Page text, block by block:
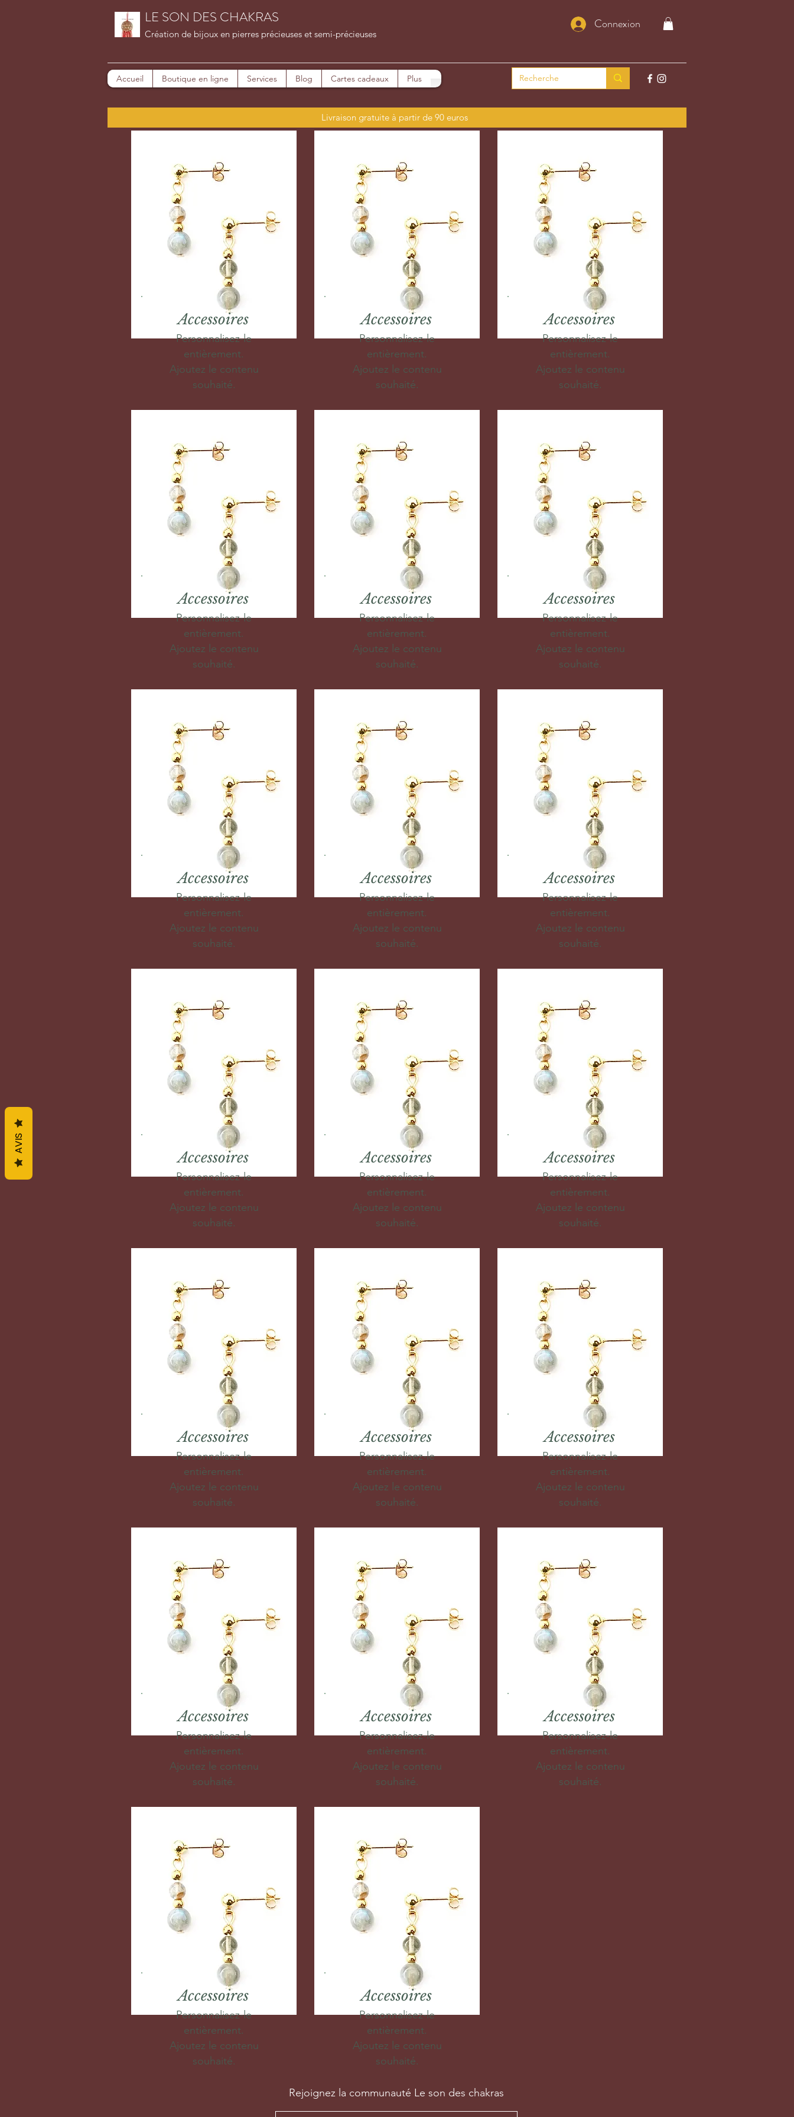
LE SON DES CHAKRAS
Création de bijoux en pierres précieuses et semi-précieuses
Connexion
Accueil Boutique en ligne Services Blog Cartes cadeaux Plus
Livraison gratuite à partir de 90 euros
Accessoires
Personnalisez-le
entièrement.
Ajoutez le contenu
souhaité.
Accessoires
Personnalisez-le
entièrement.
Ajoutez le contenu
souhaité.
Accessoires
Personnalisez-le
entièrement.
Ajoutez le contenu
souhaité.
Accessoires
Personnalisez-le
entièrement.
Ajoutez le contenu
souhaité.
Accessoires
Personnalisez-le
entièrement.
Ajoutez le contenu
souhaité.
Accessoires
Personnalisez-le
entièrement.
Ajoutez le contenu
souhaité.
Accessoires
Personnalisez-le
entièrement.
Ajoutez le contenu
souhaité.
Accessoires
Personnalisez-le
entièrement.
Ajoutez le contenu
souhaité.
Accessoires
Personnalisez-le
entièrement.
Ajoutez le contenu
souhaité.
Accessoires
Personnalisez-le
entièrement.
Ajoutez le contenu
souhaité.
Accessoires
Personnalisez-le
entièrement.
Ajoutez le contenu
souhaité.
Accessoires
Personnalisez-le
entièrement.
Ajoutez le contenu
souhaité.
Accessoires
Personnalisez-le
entièrement.
Ajoutez le contenu
souhaité.
Accessoires
Personnalisez-le
entièrement.
Ajoutez le contenu
souhaité.
Accessoires
Personnalisez-le
entièrement.
Ajoutez le contenu
souhaité.
Accessoires
Personnalisez-le
entièrement.
Ajoutez le contenu
souhaité.
Accessoires
Personnalisez-le
entièrement.
Ajoutez le contenu
souhaité.
Accessoires
Personnalisez-le
entièrement.
Ajoutez le contenu
souhaité.
Accessoires
Personnalisez-le
entièrement.
Ajoutez le contenu
souhaité.
Accessoires
Personnalisez-le
entièrement.
Ajoutez le contenu
souhaité.
Rejoignez la communauté Le son des chakras
AVIS